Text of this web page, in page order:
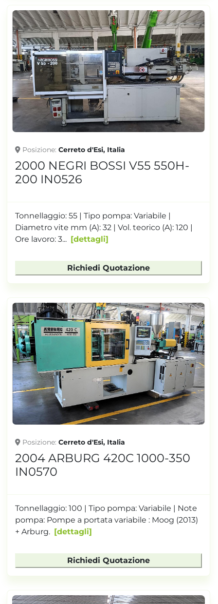
Posizione Cerreto d'Esi, Italia
2000 NEGRI BOSSI V55 550H-
200 IN0526
Tonnellaggio: 55 | Tipo pompa: Variabile |
Diametro vite mm (A): 32 | Vol. teorico (A): 120 |
Ore lavoro: 3...
dettagli
Richiedi Quotazione
Posizione Cerreto d'Esi, Italia
2004 ARBURG 420C 1000-350
IN0570
Tonnellaggio: 100 | Tipo pompa: Variabile | Note
pompa: Pompe a portata variabile : Moog (2013)
+ Arburg.
dettagli
Richiedi Quotazione